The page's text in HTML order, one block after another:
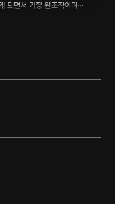
되면서 가장 원초적이며
믹, 멜로의 다양한 장르의